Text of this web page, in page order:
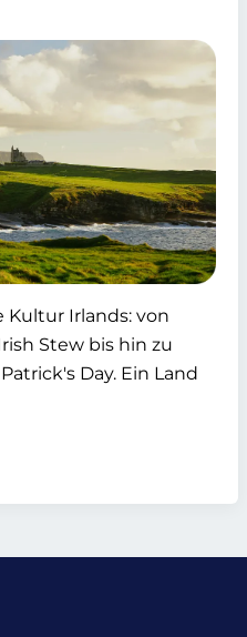
Kultur Irlands: von
Stew bis hin zu
Day. Ein Land